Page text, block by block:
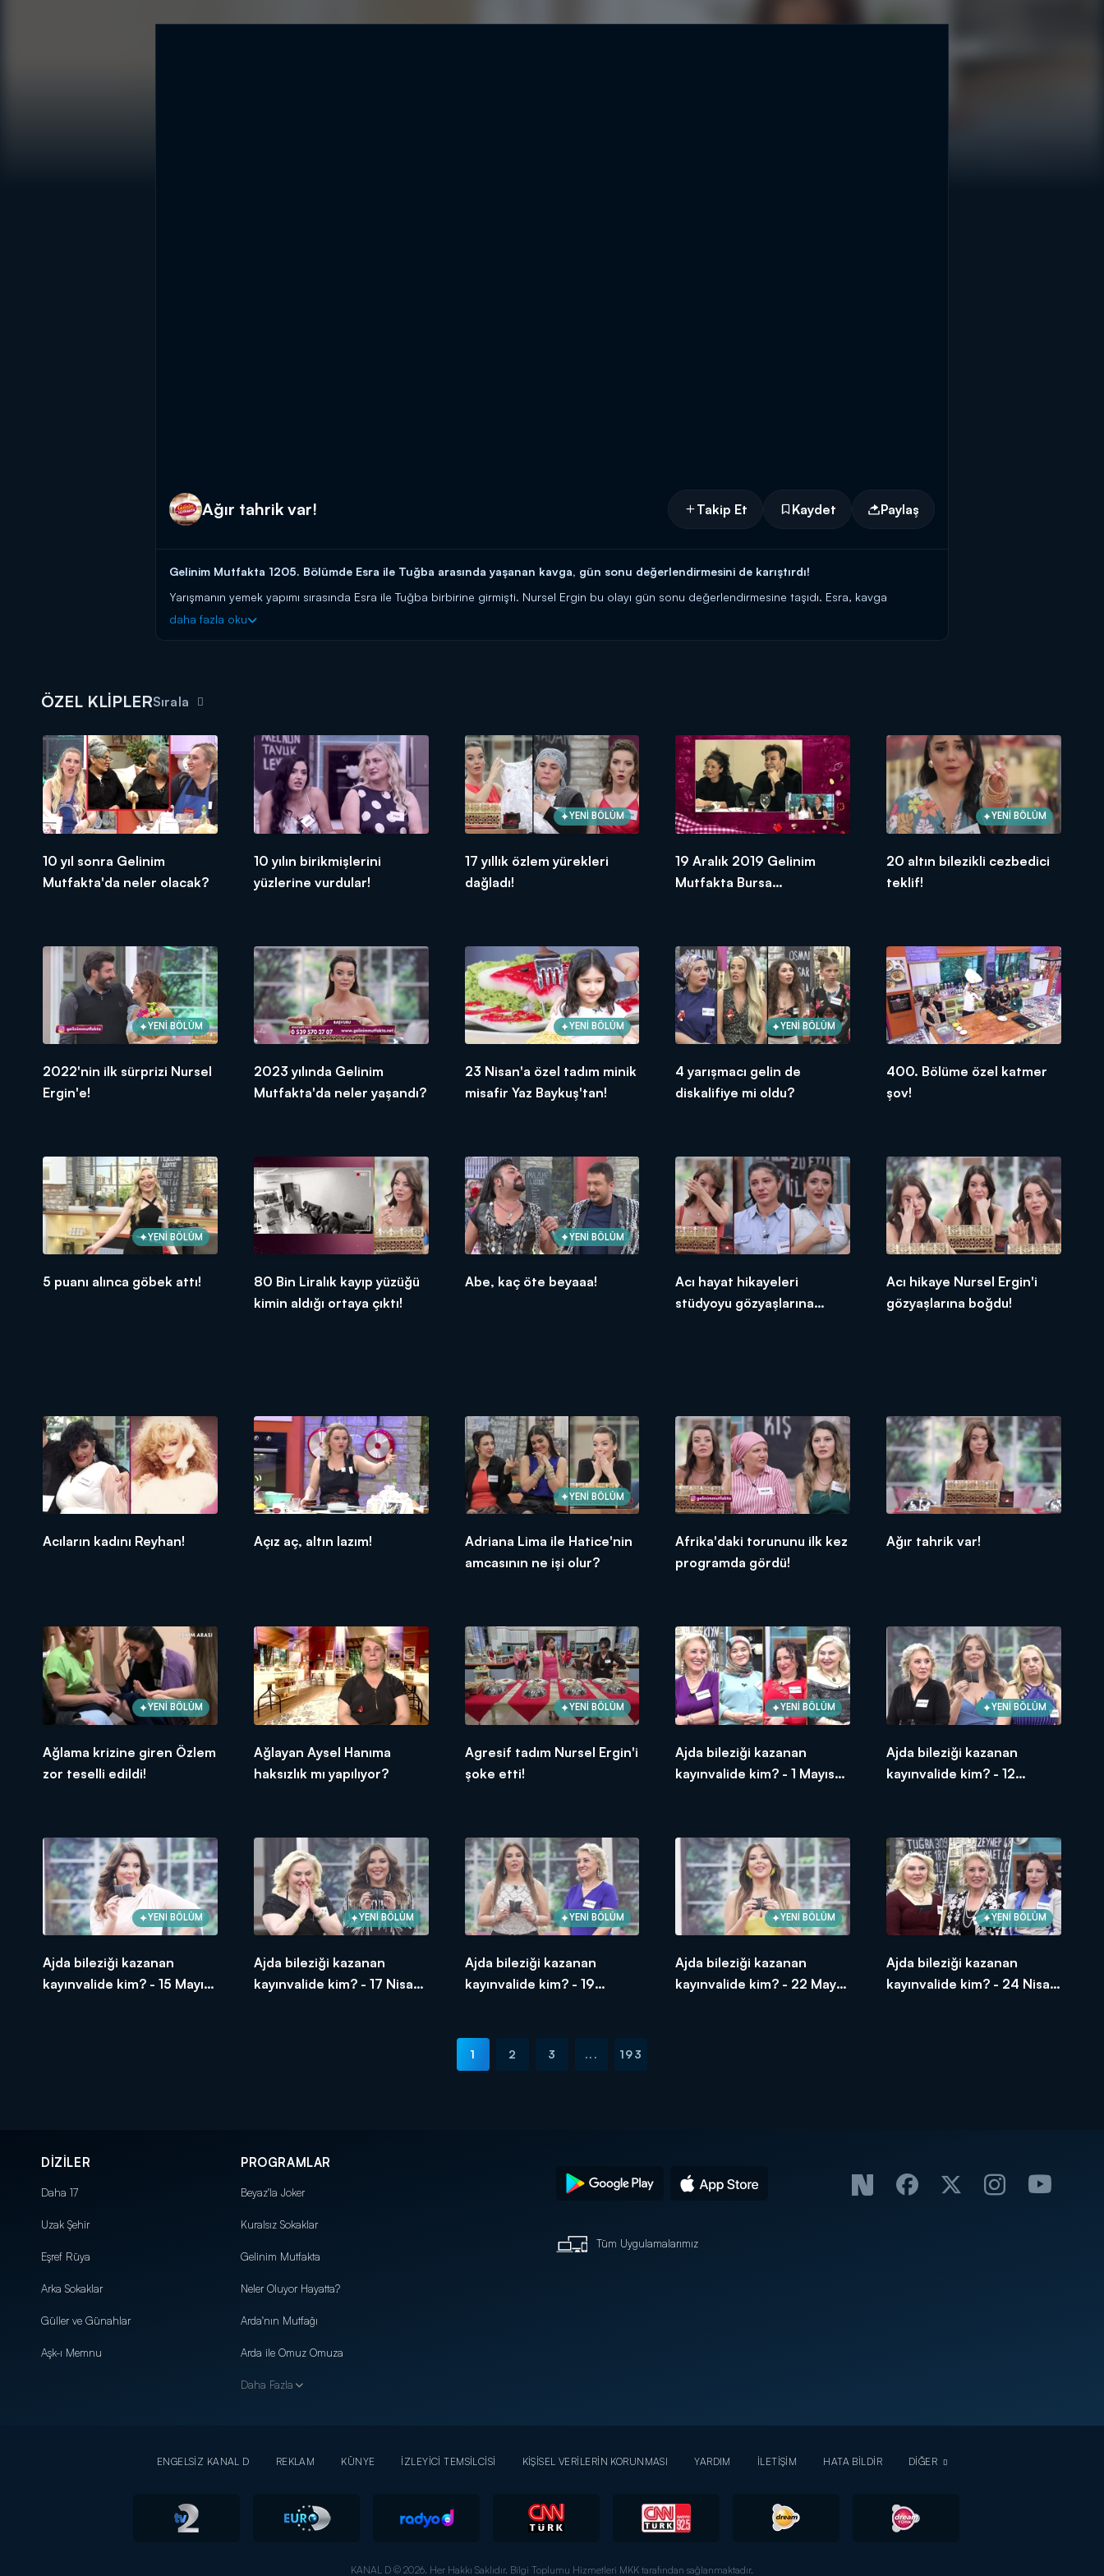
Ağır tahrik var! Takip Et Kaydet Paylaş
Gelinim Mutfakta 1205. Bölümde Esra ile Tuğba arasında yaşanan kavga, gün sonu değerlendirmesini de karıştırdı!
Yarışmanın yemek yapımı sırasında Esra ile Tuğba birbirine girmişti. Nursel Ergin bu olayı gün sonu değerlendirmesine taşıdı. Esra, kavga
esnasındaki alaycı tavrını bu anlarda da devam ettirince Nursel Ergin'i bile deli etmeyi başardı. Tuğba da, tekrar sinirlenmeye başladı ve ikili
daha fazla oku
ÖZEL KLİPLERSırala
10 yıl sonra Gelinim
Mutfakta'da neler olacak?
10 yılın birikmişlerini
yüzlerine vurdular!
YENİ BÖLÜM
17 yıllık özlem yürekleri
dağladı!
19 Aralık 2019 Gelinim
Mutfakta Bursa
YENİ BÖLÜM
20 altın bilezikli cezbedici
teklif!
YENİ BÖLÜM
2022'nin ilk sürprizi Nursel
Ergin'e!
2023 yılında Gelinim
Mutfakta'da neler yaşandı?
YENİ BÖLÜM
23 Nisan'a özel tadım minik
misafir Yaz Baykuş'tan!
YENİ BÖLÜM
4 yarışmacı gelin de
diskalifiye mi oldu?
400. Bölüme özel katmer
şov!
YENİ BÖLÜM
5 puanı alınca göbek attı!
80 Bin Liralık kayıp yüzüğü
kimin aldığı ortaya çıktı!
YENİ BÖLÜM
Abe, kaç öte beyaaa!
Acı hayat hikayeleri
stüdyoyu gözyaşlarına
Acı hikaye Nursel Ergin'i
gözyaşlarına boğdu!
Acıların kadını Reyhan! Açız aç, altın lazım!
YENİ BÖLÜM
Adriana Lima ile Hatice'nin
amcasının ne işi olur?
Afrika'daki torununu ilk kez
programda gördü!
Ağır tahrik var!
YENİ BÖLÜM
Ağlama krizine giren Özlem
zor teselli edildi!
Ağlayan Aysel Hanıma
haksızlık mı yapılıyor?
YENİ BÖLÜM
Agresif tadım Nursel Ergin'i
şoke etti!
YENİ BÖLÜM
Ajda bileziği kazanan
kayınvalide kim? - 1 Mayıs
YENİ BÖLÜM
Ajda bileziği kazanan
kayınvalide kim? - 12
YENİ BÖLÜM
Ajda bileziği kazanan
kayınvalide kim? - 15 Mayıs
YENİ BÖLÜM
Ajda bileziği kazanan
kayınvalide kim? - 17 Nisan
YENİ BÖLÜM
Ajda bileziği kazanan
kayınvalide kim? - 19
YENİ BÖLÜM
Ajda bileziği kazanan
kayınvalide kim? - 22 Mayıs
YENİ BÖLÜM
Ajda bileziği kazanan
kayınvalide kim? - 24 Nisan
1 2 3 ... 193
DİZİLER
Daha 17
Uzak Şehir
Eşref Rüya
Arka Sokaklar
Güller ve Günahlar
Aşk-ı Memnu
PROGRAMLAR
Beyaz'la Joker
Kuralsız Sokaklar
Gelinim Mutfakta
Neler Oluyor Hayatta?
Arda'nın Mutfağı
Arda ile Omuz Omuza
Daha Fazla
Tüm Uygulamalarımız
ENGELSİZ KANAL D REKLAM KÜNYE İZLEYİCİ TEMSİLCİSİ KİŞİSEL VERİLERİN KORUNMASI YARDIM İLETİŞİM HATA BİLDİR DİĞER
KANAL D © 2026. Her Hakkı Saklıdır. Bilgi Toplumu Hizmetleri MKK tarafından sağlanmaktadır.